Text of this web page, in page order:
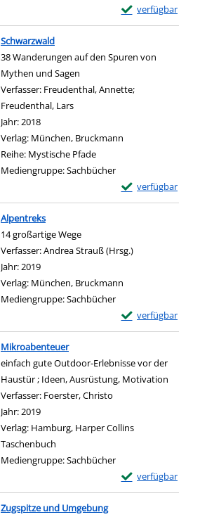
verfügbar
Exemplar-Details
Zum Download
Schwarzwald
38 Wanderungen auf den Spuren von
Mythen und Sagen
Verfasser: Freudenthal, Annette;
Freudenthal, Lars
Jahr:2018
Verlag: München, Bruckmann
Reihe: Mystische Pfade
Mediengruppe:Sachbücher
verfügbar
Exemplar-Details
Zum Download
Alpentreks
14 großartige Wege
Verfasser:Andrea Strauß (Hrsg.)
Jahr:2019
Verlag: München, Bruckmann
Mediengruppe:Sachbücher
verfügbar
Exemplar-Details
Zum Download
Mikroabenteuer
einfach gute Outdoor-Erlebnisse vor der
Haustür ; Ideen, Ausrüstung, Motivation
Verfasser: Foerster, Christo
Jahr:2019
Verlag: Hamburg, Harper Collins
Taschenbuch
Mediengruppe:Sachbücher
verfügbar
Exemplar-
Zum Download
Zugspitze und Umgebung